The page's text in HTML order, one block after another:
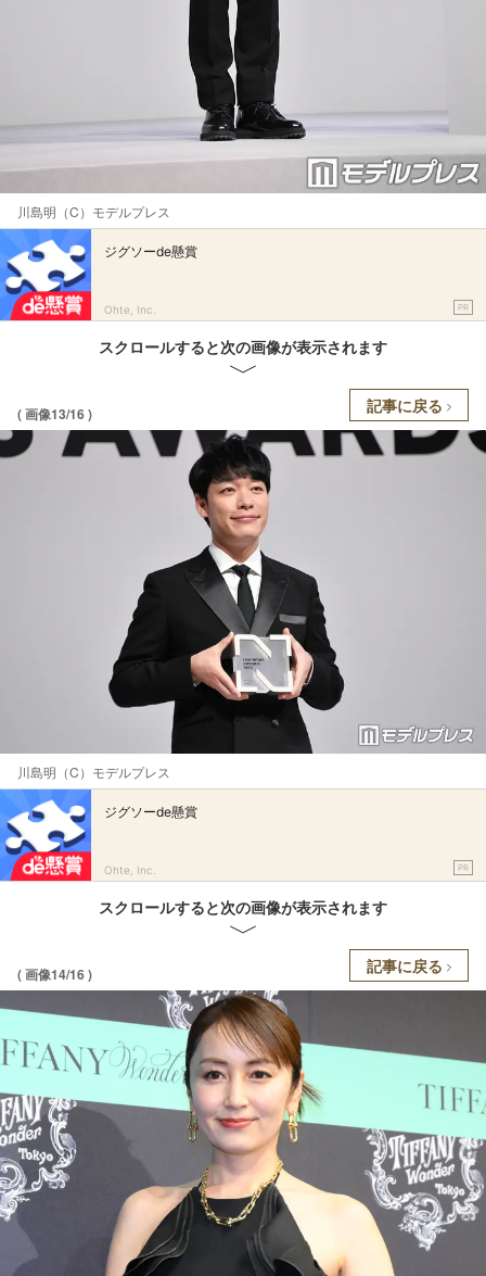
川島明（C）モデルプレス
ジグソーde懸賞
Ohte, Inc. PR
スクロールすると次の画像が表示されます
( 画像13/16 ) 記事に戻る
川島明（C）モデルプレス
ジグソーde懸賞
Ohte, Inc. PR
スクロールすると次の画像が表示されます
( 画像14/16 ) 記事に戻る